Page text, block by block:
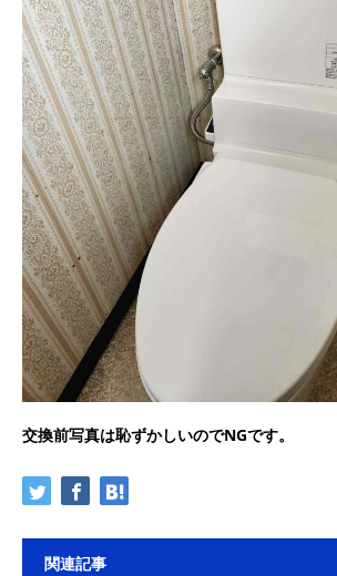
交換前写真は恥ずかしいのでNGです。
関連記事